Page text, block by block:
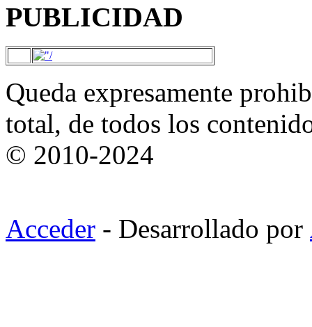
PUBLICIDAD
Queda expresamente
total, de todos los
© 2010-2024
Acceder - Desarrollado por